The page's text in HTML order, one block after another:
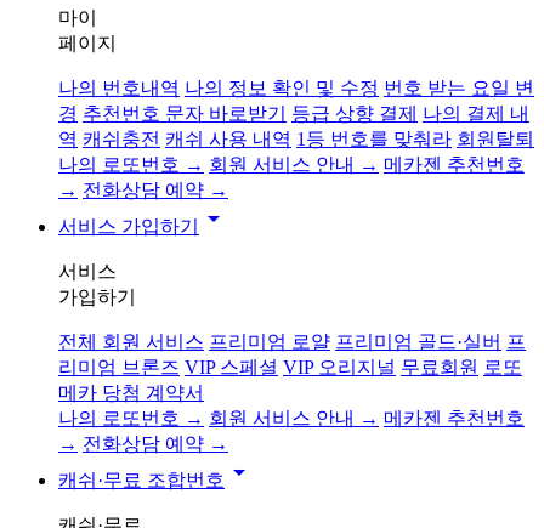
마이
페이지
나의 번호내역 나의 정보 확인 및 수정 번호 받는 요일 변
경 추천번호 문자 바로받기 등급 상향 결제 나의 결제 내
역 캐쉬충전 캐쉬 사용 내역 1등 번호를 맞춰라 회원탈퇴
나의 로또번호 → 회원 서비스 안내 → 메카젠 추천번호
→ 전화상담 예약 →
서비스 가입하기
arrow_drop_down
서비스
가입하기
전체 회원 서비스 프리미엄 로얄 프리미엄 골드·실버 프
리미엄 브론즈 VIP 스페셜 VIP 오리지널 무료회원 로또
메카 당첨 계약서
나의 로또번호 → 회원 서비스 안내 → 메카젠 추천번호
→ 전화상담 예약 →
캐쉬·무료 조합번호 arrow_drop_down